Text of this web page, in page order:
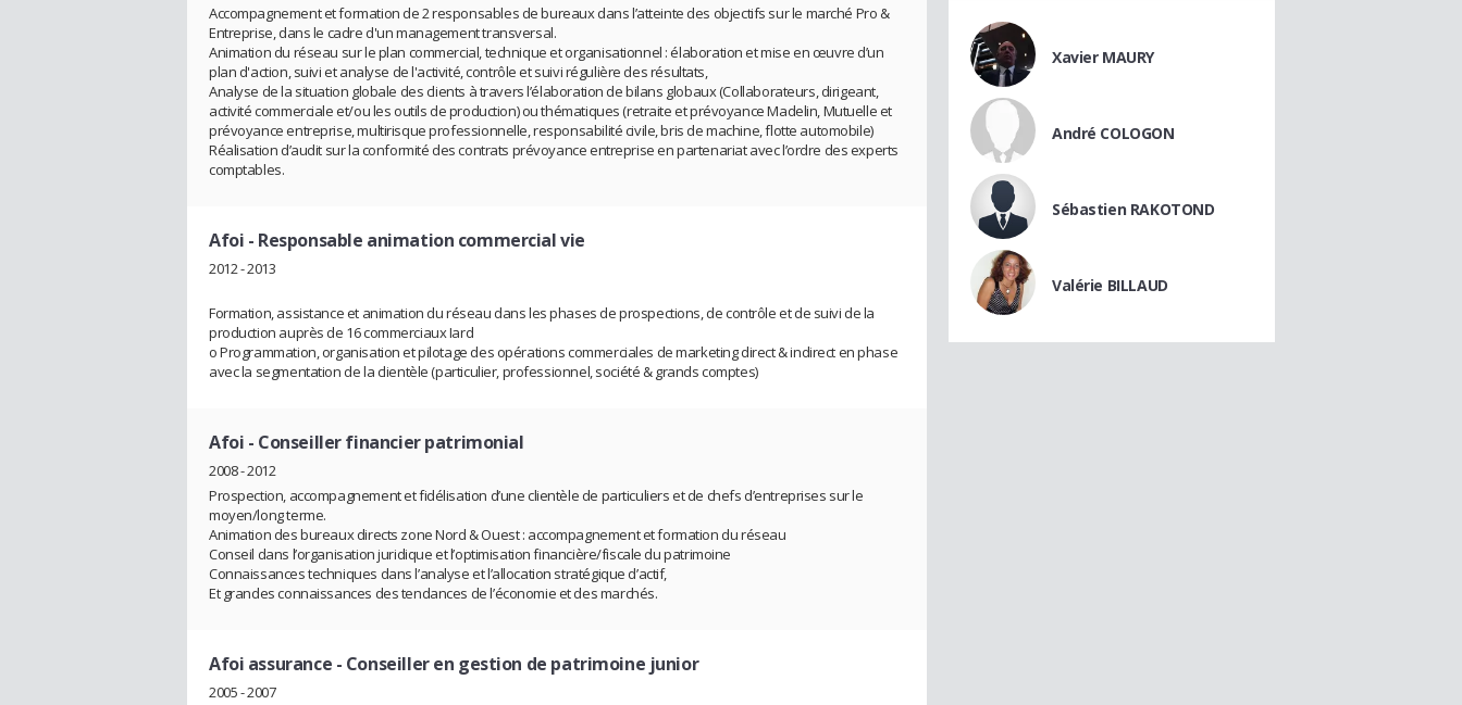
Accompagnement et formation de 2 responsables de bureaux dans l’atteinte des objectifs sur le marché Pro &
Entreprise, dans le cadre d'un management transversal.
Animation du réseau sur le plan commercial, technique et organisationnel : élaboration et mise en œuvre d’un
plan d'action, suivi et analyse de l'activité, contrôle et suivi régulière des résultats,
Analyse de la situation globale des clients à travers l’élaboration de bilans globaux (Collaborateurs, dirigeant,
activité commerciale et/ou les outils de production) ou thématiques (retraite et prévoyance Madelin, Mutuelle et
prévoyance entreprise, multirisque professionnelle, responsabilité civile, bris de machine, flotte automobile)
Réalisation d’audit sur la conformité des contrats prévoyance entreprise en partenariat avec l’ordre des experts
comptables.
Afoi - Responsable animation commercial vie
2012 - 2013
Formation, assistance et animation du réseau dans les phases de prospections, de contrôle et de suivi de la
production auprès de 16 commerciaux Iard
o Programmation, organisation et pilotage des opérations commerciales de marketing direct & indirect en phase
avec la segmentation de la clientèle (particulier, professionnel, société & grands comptes)
Afoi - Conseiller financier patrimonial
2008 - 2012
Prospection, accompagnement et fidélisation d’une clientèle de particuliers et de chefs d’entreprises sur le
moyen/long terme.
Animation des bureaux directs zone Nord & Ouest : accompagnement et formation du réseau
Conseil dans l’organisation juridique et l’optimisation financière/fiscale du patrimoine
Connaissances techniques dans l’analyse et l’allocation stratégique d’actif,
Et grandes connaissances des tendances de l’économie et des marchés.
Afoi assurance - Conseiller en gestion de patrimoine junior
2005 - 2007
Xavier MAURY
André COLOGON
Sébastien RAKOTOND
Valérie BILLAUD